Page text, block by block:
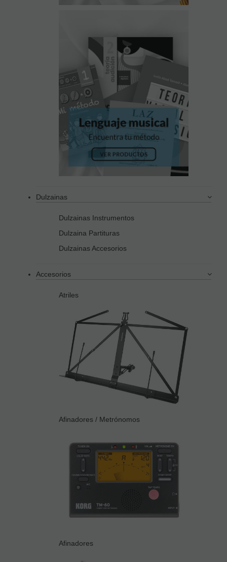
Dulzainas
Dulzainas Instrumentos
Dulzaina Partituras
Dulzainas Accesorios
Accesorios
Atriles
Afinadores / Metrónomos
Afinadores